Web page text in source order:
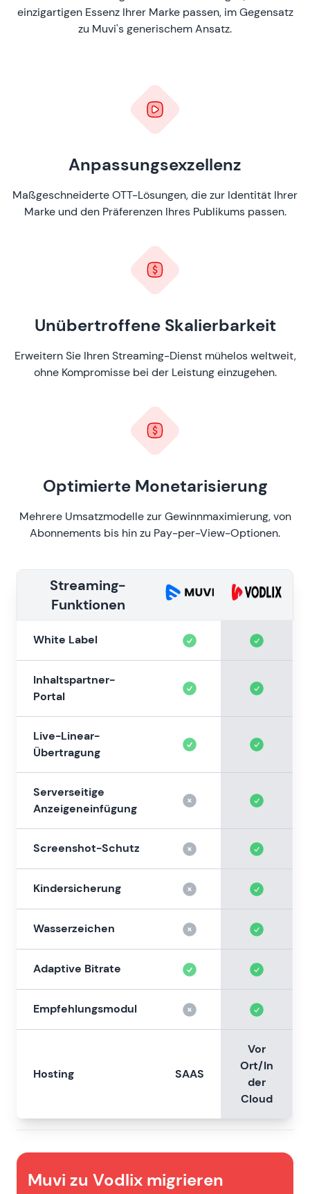
einzigartigen Essenz Ihrer Marke passen, im Gegensatz
zu Muvi's generischem Ansatz.
Anpassungsexzellenz
Maßgeschneiderte OTT-Lösungen, die zur Identität Ihrer
Marke und den Präferenzen Ihres Publikums passen.
Unübertroffene Skalierbarkeit
Erweitern Sie Ihren Streaming-Dienst mühelos weltweit,
ohne Kompromisse bei der Leistung einzugehen.
Optimierte Monetarisierung
Mehrere Umsatzmodelle zur Gewinnmaximierung, von
Abonnements bis hin zu Pay-per-View-Optionen.
Streaming-
Funktionen
White Label
Inhaltspartner-
Portal
Live-Linear-
Übertragung
Serverseitige
Anzeigeneinfügung
Screenshot-Schutz
Kindersicherung
Wasserzeichen
Adaptive Bitrate
Empfehlungsmodul
Hosting SAAS
Vor
Ort/In
der
Cloud
Muvi zu Vodlix migrieren